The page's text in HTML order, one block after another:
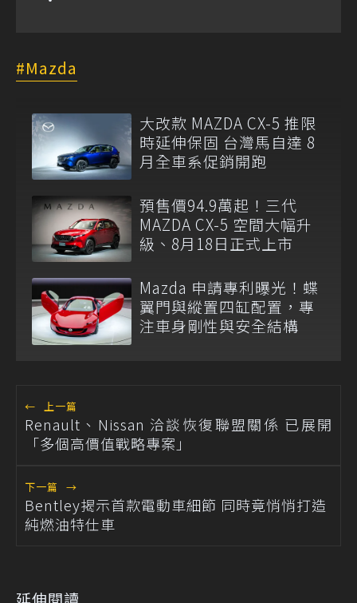
Mazda
大改款 MAZDA CX-5 推限
時延伸保固 台灣馬自達 8
月全車系促銷開跑
預售價94.9萬起！三代
MAZDA CX-5 空間大幅升
級、8月18日正式上市
Mazda 申請專利曝光！蝶
翼門與縱置四缸配置，專
注車身剛性與安全結構
← 上一篇
Renault、Nissan 洽談恢復聯盟關係 已展開
「多個高價值戰略專案」
下一篇 →
Bentley揭示首款電動車細節 同時竟悄悄打造
純燃油特仕車
延伸閱讀